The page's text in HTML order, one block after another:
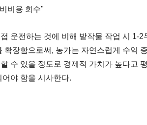
비용 회수"
운전하는 것에 비해 밭작물 작업 시 1-
확장함으로써, 농가는 자연스럽게 수익
수 있을 정도로 경제적 가치가 높다고
야 함을 시사한다.